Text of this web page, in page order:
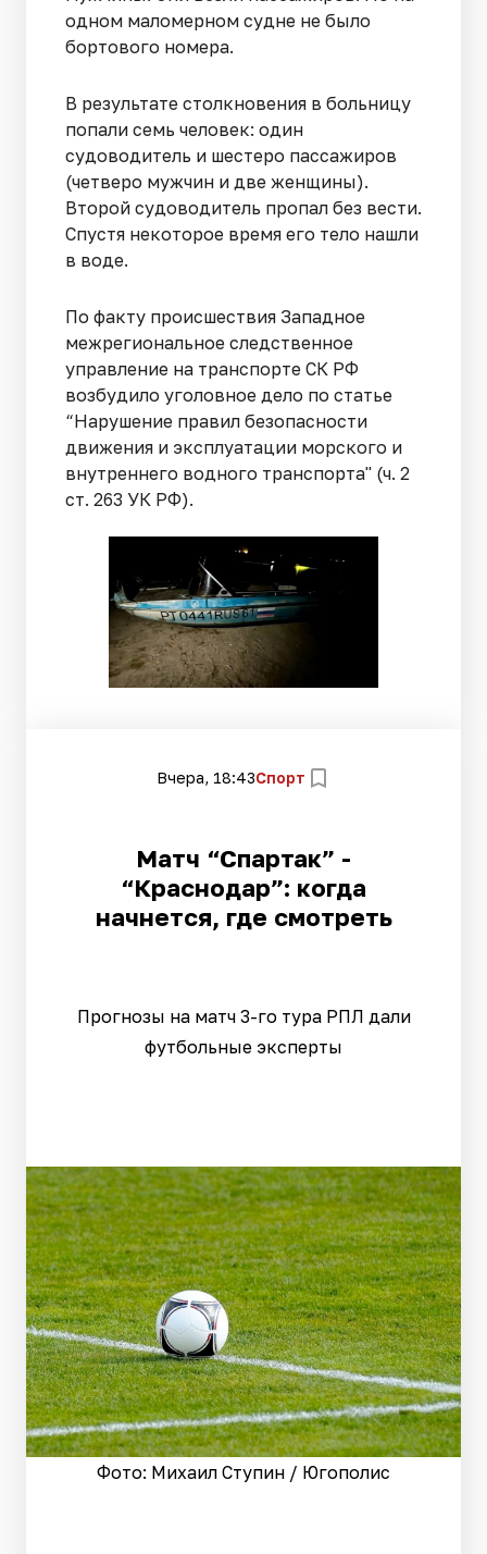
одном маломерном судне не было
бортового номера.
В результате столкновения в больницу
попали семь человек: один
судоводитель и шестеро пассажиров
(четверо мужчин и две женщины).
Второй судоводитель пропал без вести.
Спустя некоторое время его тело нашли
в воде.
По факту происшествия Западное
межрегиональное следственное
управление на транспорте СК РФ
возбудило уголовное дело по статье
“Нарушение правил безопасности
движения и эксплуатации морского и
внутреннего водного транспорта" (ч. 2
ст. 263 УК РФ).
Вчера, 18:43Спорт
Матч “Спартак” -
“Краснодар”: когда
начнется, где смотреть
Прогнозы на матч 3-го тура РПЛ дали
футбольные эксперты
Фото: Михаил Ступин / Югополис